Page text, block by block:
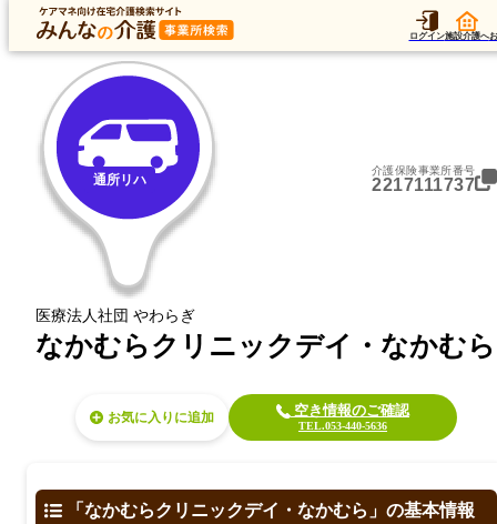
ログイン施設介護へ
トップ データ
トップ 静岡県 浜松市中央区 通所リハ なかむらクリニックデイ・なかむら
通所リハ
医療法人社団 やわらぎ
介護保険事業所番号
2217111737
なかむらクリニックデイ・なかむら
お気に入り 空き情報のご確認
TEL.053-440-5636
「なかむらクリニックデイ・なかむら」の基本情報